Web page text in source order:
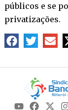
públicos e se
privatizações.